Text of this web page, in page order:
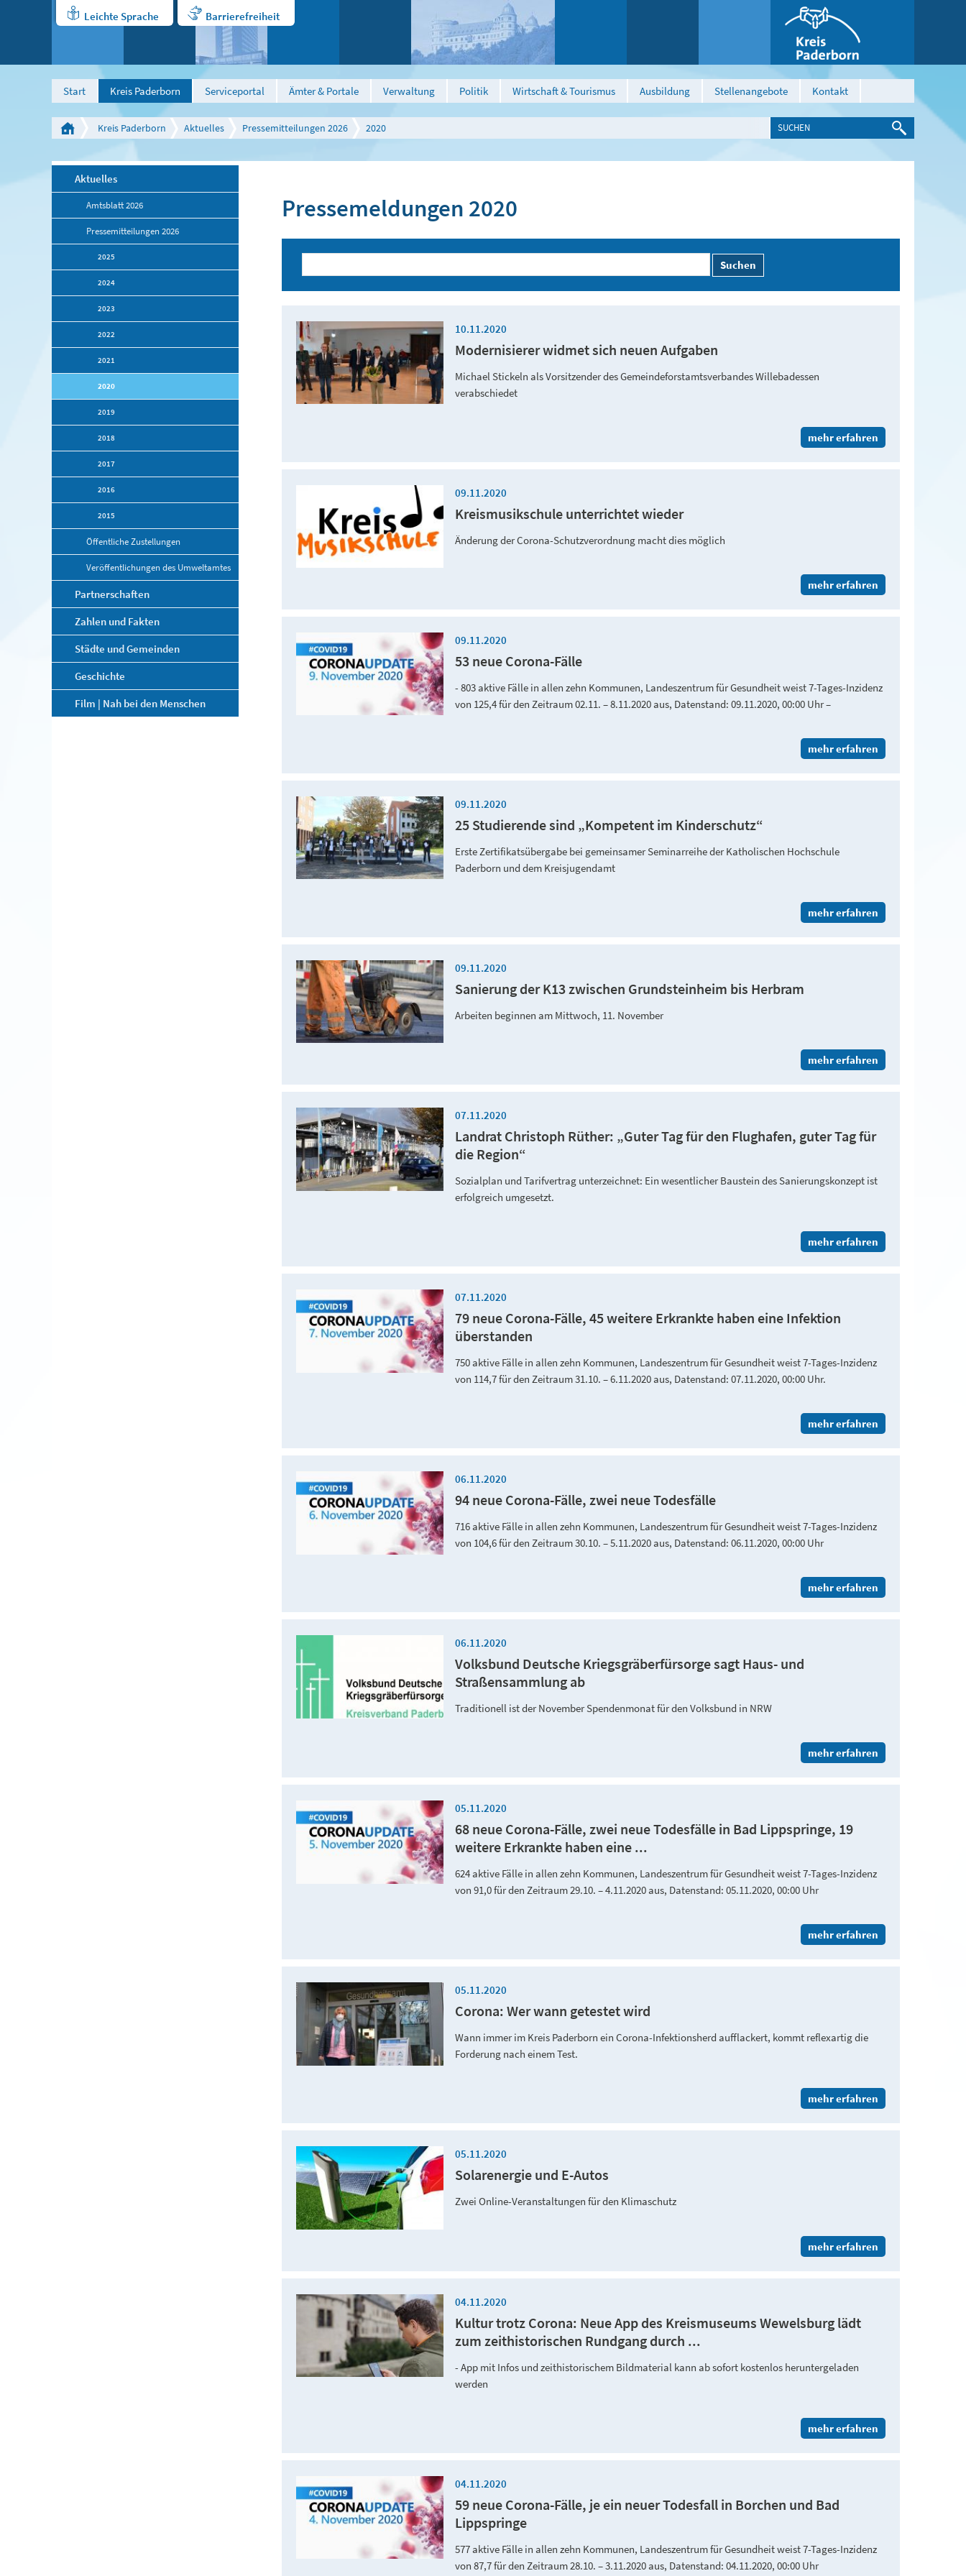
Leichte Sprache Barrierefreiheit
Start Kreis Paderborn Serviceportal Ämter & Portale Verwaltung Politik Wirtschaft & Tourismus Ausbildung Stellenangebote Kontakt
Kreis Paderborn Aktuelles Pressemitteilungen 2026 2020
Aktuelles
Amtsblatt 2026
Pressemitteilungen 2026
2025
2024
2023
2022
2021
2020
2019
2018
2017
2016
2015
Öffentliche Zustellungen
Veröffentlichungen des Umweltamtes
Partnerschaften
Zahlen und Fakten
Städte und Gemeinden
Geschichte
Film | Nah bei den Menschen
Pressemeldungen 2020
Suchen
10.11.2020
Modernisierer widmet sich neuen Aufgaben
Michael Stickeln als Vorsitzender des Gemeindeforstamtsverbandes Willebadessen
verabschiedet
mehr erfahren
09.11.2020
Kreismusikschule unterrichtet wieder
Änderung der Corona-Schutzverordnung macht dies möglich
mehr erfahren
09.11.2020
53 neue Corona-Fälle
- 803 aktive Fälle in allen zehn Kommunen, Landeszentrum für Gesundheit weist 7-Tages-Inzidenz
von 125,4 für den Zeitraum 02.11. – 8.11.2020 aus, Datenstand: 09.11.2020, 00:00 Uhr –
mehr erfahren
09.11.2020
25 Studierende sind „Kompetent im Kinderschutz“
Erste Zertifikatsübergabe bei gemeinsamer Seminarreihe der Katholischen Hochschule
Paderborn und dem Kreisjugendamt
mehr erfahren
09.11.2020
Sanierung der K13 zwischen Grundsteinheim bis Herbram
Arbeiten beginnen am Mittwoch, 11. November
mehr erfahren
07.11.2020
Landrat Christoph Rüther: „Guter Tag für den Flughafen, guter Tag für
die Region“
Sozialplan und Tarifvertrag unterzeichnet: Ein wesentlicher Baustein des Sanierungskonzept ist
erfolgreich umgesetzt.
mehr erfahren
07.11.2020
79 neue Corona-Fälle, 45 weitere Erkrankte haben eine Infektion
überstanden
750 aktive Fälle in allen zehn Kommunen, Landeszentrum für Gesundheit weist 7-Tages-Inzidenz
von 114,7 für den Zeitraum 31.10. – 6.11.2020 aus, Datenstand: 07.11.2020, 00:00 Uhr.
mehr erfahren
06.11.2020
94 neue Corona-Fälle, zwei neue Todesfälle
716 aktive Fälle in allen zehn Kommunen, Landeszentrum für Gesundheit weist 7-Tages-Inzidenz
von 104,6 für den Zeitraum 30.10. – 5.11.2020 aus, Datenstand: 06.11.2020, 00:00 Uhr
mehr erfahren
06.11.2020
Volksbund Deutsche Kriegsgräberfürsorge sagt Haus- und
Straßensammlung ab
Traditionell ist der November Spendenmonat für den Volksbund in NRW
mehr erfahren
05.11.2020
68 neue Corona-Fälle, zwei neue Todesfälle in Bad Lippspringe, 19
weitere Erkrankte haben eine ...
624 aktive Fälle in allen zehn Kommunen, Landeszentrum für Gesundheit weist 7-Tages-Inzidenz
von 91,0 für den Zeitraum 29.10. – 4.11.2020 aus, Datenstand: 05.11.2020, 00:00 Uhr
mehr erfahren
05.11.2020
Corona: Wer wann getestet wird
Wann immer im Kreis Paderborn ein Corona-Infektionsherd aufflackert, kommt reflexartig die
Forderung nach einem Test.
mehr erfahren
05.11.2020
Solarenergie und E-Autos
Zwei Online-Veranstaltungen für den Klimaschutz
mehr erfahren
04.11.2020
Kultur trotz Corona: Neue App des Kreismuseums Wewelsburg lädt
zum zeithistorischen Rundgang durch ...
- App mit Infos und zeithistorischem Bildmaterial kann ab sofort kostenlos heruntergeladen
werden
mehr erfahren
04.11.2020
59 neue Corona-Fälle, je ein neuer Todesfall in Borchen und Bad
Lippspringe
577 aktive Fälle in allen zehn Kommunen, Landeszentrum für Gesundheit weist 7-Tages-Inzidenz
von 87,7 für den Zeitraum 28.10. – 3.11.2020 aus, Datenstand: 04.11.2020, 00:00 Uhr